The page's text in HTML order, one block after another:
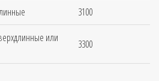
3100
или
3300